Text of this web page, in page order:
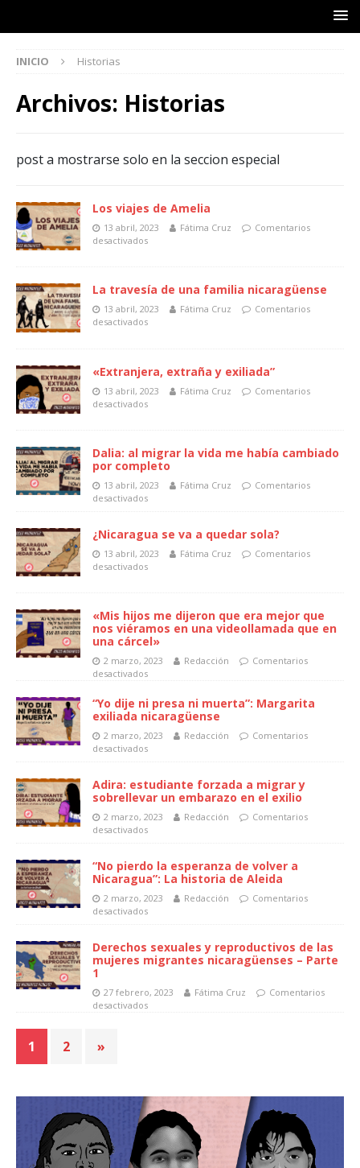
INICIO Historias
Archivos: Historias
post a mostrarse solo en la seccion especial
Los viajes de Amelia
13 abril, 2023 Fátima Cruz
Comentarios
desactivados
La travesía de una familia nicaragüense
13 abril, 2023 Fátima Cruz
Comentarios
desactivados
«Extranjera, extraña y exiliada”
13 abril, 2023 Fátima Cruz
Comentarios
desactivados
Dalia: al migrar la vida me había cambiado
por completo
13 abril, 2023 Fátima Cruz
Comentarios
desactivados
¿Nicaragua se va a quedar sola?
13 abril, 2023 Fátima Cruz
Comentarios
desactivados
«Mis hijos me dijeron que era mejor que
nos viéramos en una videollamada que en
una cárcel»
2 marzo, 2023 Redacción
Comentarios
desactivados
“Yo dije ni presa ni muerta”: Margarita
exiliada nicaragüense
2 marzo, 2023 Redacción
Comentarios
desactivados
Adira: estudiante forzada a migrar y
sobrellevar un embarazo en el exilio
2 marzo, 2023 Redacción
Comentarios
desactivados
“No pierdo la esperanza de volver a
Nicaragua”: La historia de Aleida
2 marzo, 2023 Redacción
Comentarios
desactivados
Derechos sexuales y reproductivos de las
mujeres migrantes nicaragüenses – Parte
1
27 febrero, 2023 Fátima Cruz
Comentarios
desactivados
1 2 »